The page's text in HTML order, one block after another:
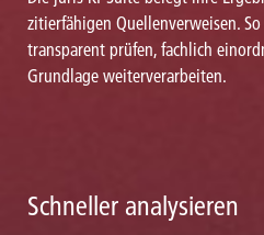
zitierfähigen Quellenverweisen.
transparent prüfen, fachlich
Grundlage weiterverarbeiten.
Schneller analysieren